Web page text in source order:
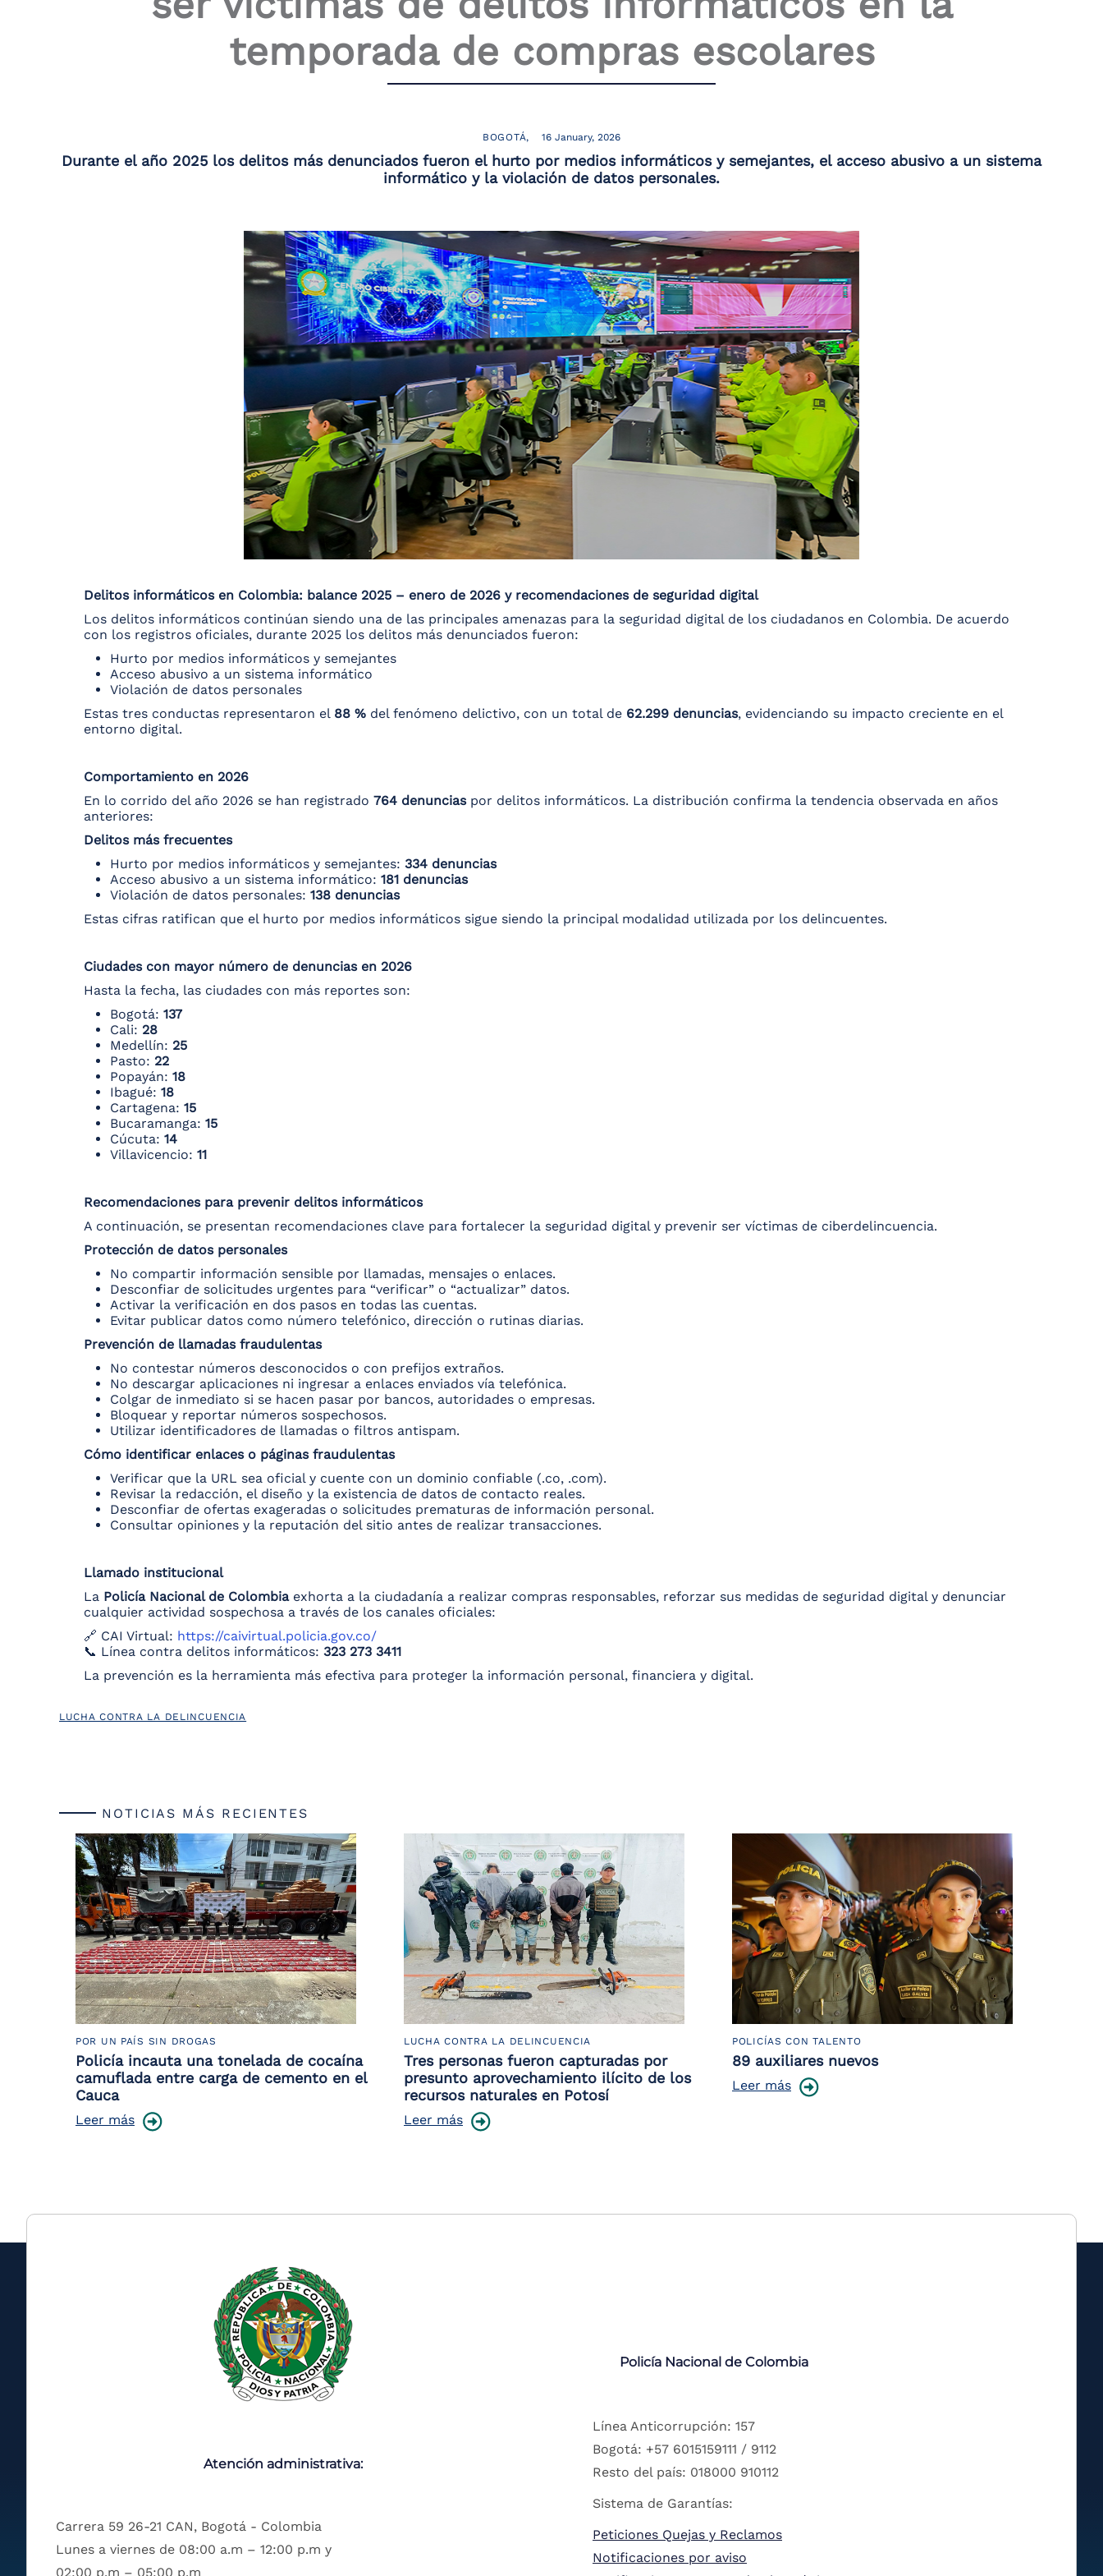
temporada de compras escolares
BOGOTÁ 16 January, 2026
Durante el año 2025 los delitos más denunciados fueron el hurto por medios informáticos y semejantes, el acceso abusivo a un sistema
informático y la violación de datos personales.
Delitos informáticos en Colombia: balance 2025 – enero de 2026 y recomendaciones de seguridad digital
Los delitos informáticos continúan siendo una de las principales amenazas para la seguridad digital de los ciudadanos en Colombia. De acuerdo
con los registros oficiales, durante 2025 los delitos más denunciados fueron:
Hurto por medios informáticos y semejantes
Acceso abusivo a un sistema informático
Violación de datos personales
Estas tres conductas representaron el 88 % del fenómeno delictivo, con un total de 62.299 denuncias, evidenciando su impacto creciente en el
entorno digital.
Comportamiento en 2026
En lo corrido del año 2026 se han registrado 764 denunciaspor delitos informáticos. La distribución confirma la tendencia observada en años
anteriores:
Delitos más frecuentes
Hurto por medios informáticos y semejantes: 334 denuncias
Acceso abusivo a un sistema informático: 181 denuncias
Violación de datos personales: 138 denuncias
Estas cifras ratifican que el hurto por medios informáticos sigue siendo la principal modalidad utilizada por los delincuentes.
Ciudades con mayor número de denuncias en 2026
Hasta la fecha, las ciudades con más reportes son:
Bogotá: 137
Cali: 28
Medellín: 25
Pasto: 22
Popayán: 18
Ibagué: 18
Cartagena: 15
Bucaramanga: 15
Cúcuta: 14
Villavicencio: 11
Recomendaciones para prevenir delitos informáticos
A continuación, se presentan recomendaciones clave para fortalecer la seguridad digital y prevenir ser víctimas de ciberdelincuencia.
Protección de datos personales
No compartir información sensible por llamadas, mensajes o enlaces.
Desconfiar de solicitudes urgentes para “verificar” o “actualizar” datos.
Activar la verificación en dos pasos en todas las cuentas.
Evitar publicar datos como número telefónico, dirección o rutinas diarias.
Prevención de llamadas fraudulentas
No contestar números desconocidos o con prefijos extraños.
No descargar aplicaciones ni ingresar a enlaces enviados vía telefónica.
Colgar de inmediato si se hacen pasar por bancos, autoridades o empresas.
Bloquear y reportar números sospechosos.
Utilizar identificadores de llamadas o filtros antispam.
Cómo identificar enlaces o páginas fraudulentas
Verificar que la URL sea oficial y cuente con un dominio confiable (.co, .com).
Revisar la redacción, el diseño y la existencia de datos de contacto reales.
Desconfiar de ofertas exageradas o solicitudes prematuras de información personal.
Consultar opiniones y la reputación del sitio antes de realizar transacciones.
Llamado institucional
La Policía Nacional de Colombiaexhorta a la ciudadanía a realizar compras responsables, reforzar sus medidas de seguridad digital y denunciar
cualquier actividad sospechosa a través de los canales oficiales:
🔗 CAI Virtual: https://caivirtual.policia.gov.co/
📞 Línea contra delitos informáticos: 323 273 3411
La prevención es la herramienta más efectiva para proteger la información personal, financiera y digital.
LUCHA CONTRA LA DELINCUENCIA
NOTICIAS MÁS RECIENTES
POR UN PAÍS SIN DROGAS
Policía incauta una tonelada de cocaína
camuflada entre carga de cemento en el
Cauca
Leer más
LUCHA CONTRA LA DELINCUENCIA
Tres personas fueron capturadas por
presunto aprovechamiento ilícito de los
recursos naturales en Potosí
Leer más
POLICÍAS CON TALENTO
89 auxiliares nuevos
Leer más
Atención administrativa:
Carrera 59 26-21 CAN, Bogotá - Colombia
Lunes a viernes de 08:00 a.m – 12:00 p.m y
02:00 p.m – 05:00 p.m
Policía Nacional de Colombia
Línea Anticorrupción: 157
Bogotá: +57 6015159111 / 9112
Resto del país: 018000 910112
Sistema de Garantías:
Peticiones Quejas y Reclamos
Notificaciones por aviso